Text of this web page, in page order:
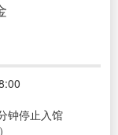
钟停止入馆